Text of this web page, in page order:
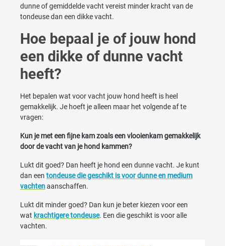
dunne of gemiddelde vacht vereist minder kracht van de
tondeuse dan een dikke vacht.
Hoe bepaal je of jouw hond
een dikke of dunne vacht
heeft?
Het bepalen wat voor vacht jouw hond heeft is heel
gemakkelijk. Je hoeft je alleen maar het volgende af te
vragen:
Kun je met een fijne kam zoals een vlooienkam gemakkelijk
door de vacht van je hond kammen?
Lukt dit goed? Dan heeft je hond een dunne vacht. Je kunt
dan een tondeuse die geschikt is voor dunne en medium
vachtenaanschaffen.
Lukt dit minder goed? Dan kun je beter kiezen voor een
wat krachtigere tondeuse. Een die geschikt is voor alle
vachten.